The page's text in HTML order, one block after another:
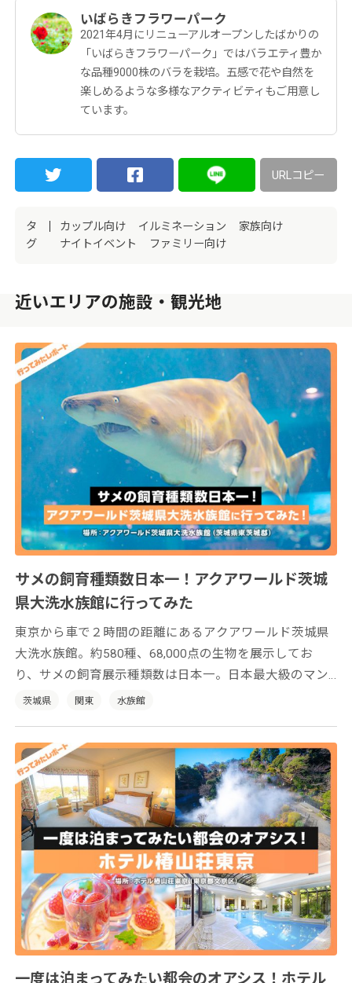
いばらきフラワーパーク
2021年4月にリニューアルオープンしたばかりの
「いばらきフラワーパーク」ではバラエティ豊か
な品種9000株のバラを栽培。五感で花や自然を
楽しめるような多様なアクティビティもご用意し
ています。
URLコピー
タ
グ
カップル向け イルミネーション
家族向け
ナイトイベント
ファミリー向け
近いエリアの施設・観光地
サメの飼育種類数日本一！アクアワールド茨城
県大洗水族館に行ってみた
東京から車で２時間の距離にあるアクアワールド茨城県
大洗水族館。約580種、68,000点の生物を展示してお
り、サメの飼育展示種類数は日本一。日本最大級のマン
ボウ専用水槽やウバザメの剥製などなど、ボリュームた
茨城県 関東 水族館
一度は泊まってみたい都会のオアシス！ホテル